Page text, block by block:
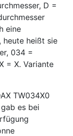
D =
eine
heute heißt sie
034 =
= X. Variante
TW034X0
es bei